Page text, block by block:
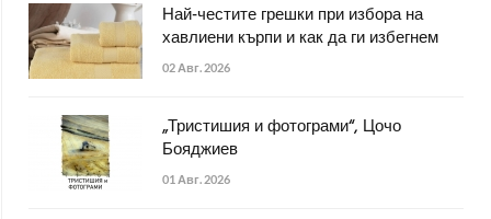
Най-честите грешки при избора на
хавлиени кърпи и как да ги избегнем
02 Авг. 2026
„Тристишия и фотограми“, Цочо
Бояджиев
01 Авг. 2026